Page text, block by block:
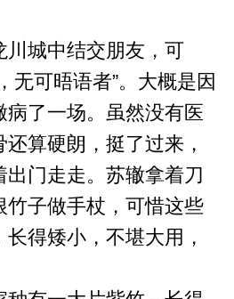
城中结交朋友，可
无可晤语者”。大概是因
病了一场。虽然没有医
算硬朗，挺了过来，
门走走。苏辙拿着刀
竹子做手杖，可惜这些
得矮小，不堪大用，